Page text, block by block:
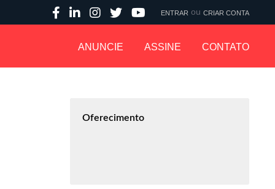
ANUNCIE ASSINE CONTATO
ENTRAR ou CRIAR CONTA
Oferecimento